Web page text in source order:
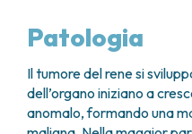
TUMORI TIROIDE E
APPARATO
ENDOMETRIOSI
FIBROMI UTERINI
ANESTESIA E
BREAST UNIT
CENTRO PER I TUMORI
CHIRURGIA
CHIRURGIA PLASTICA
OSPITALITÀ SOLIDALE
ASSISTENTE SOCIALE
CANDIOLO CARES
I VOLONTARI
DOCUMENTI UTILI
LABORATORI
GENOMICS CENTRE
PROGETTI
PROGETTI NAZIONALI
Patologia
Il tumore del rene si
dell’organo iniziano a
anomalo, formando una